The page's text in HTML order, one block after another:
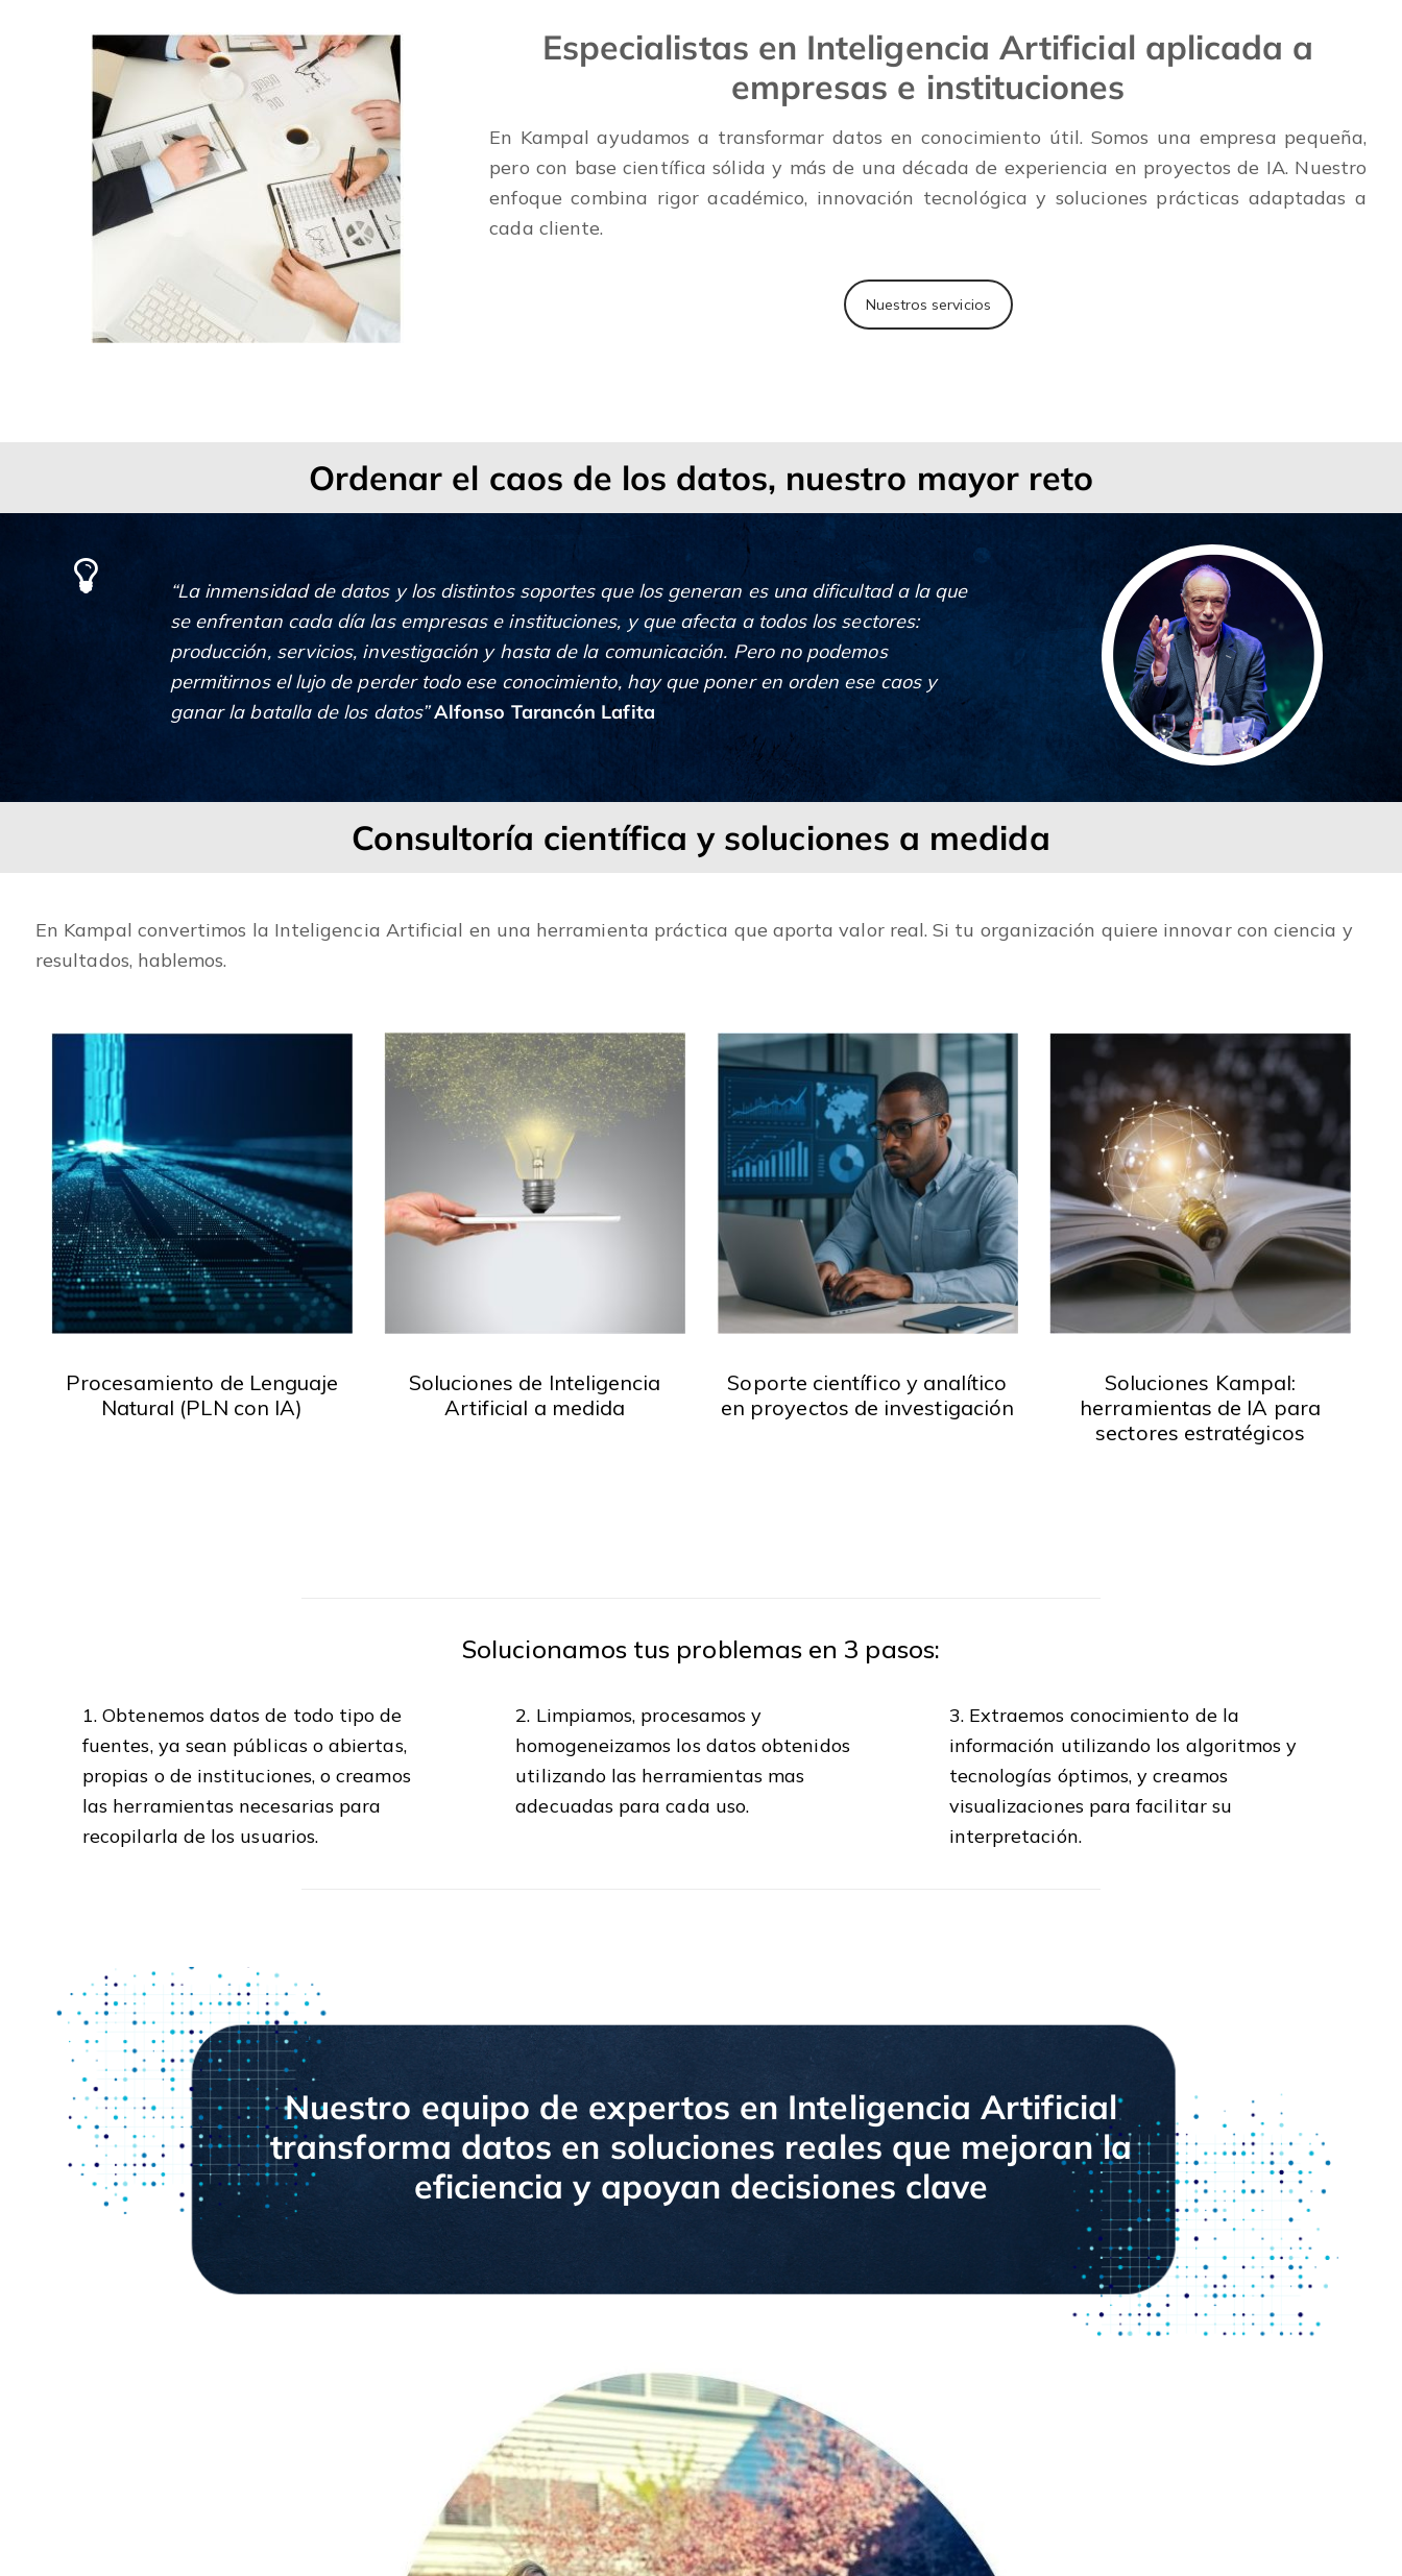
Especialistas en Inteligencia Artificial aplicada a
empresas e instituciones
En Kampal ayudamos a transformar datos en conocimiento útil. Somos una empresa pequeña,
pero con base científica sólida y más de una década de experiencia en proyectos de IA. Nuestro
enfoque combina rigor académico, innovación tecnológica y soluciones prácticas adaptadas a
cada cliente.
Nuestros servicios
Ordenar el caos de los datos, nuestro mayor reto
“La inmensidad de datos y los distintos soportes que los generan es una dificultad a la que
se enfrentan cada día las empresas e instituciones, y que afecta a todos los sectores:
producción, servicios, investigación y hasta de la comunicación. Pero no podemos
permitirnos el lujo de perder todo ese conocimiento, hay que poner en orden ese caos y
ganar la batalla de los datos”Alfonso Tarancón Lafita
Consultoría científica y soluciones a medida
En Kampal convertimos la Inteligencia Artificial en una herramienta práctica que aporta valor real. Si tu organización quiere innovar con ciencia y
resultados, hablemos.
Procesamiento de Lenguaje
Natural (PLN con IA)
Soluciones de Inteligencia
Artificial a medida
Soporte científico y analítico
en proyectos de investigación
Soluciones Kampal:
herramientas de IA para
sectores estratégicos
Solucionamos tus problemas en 3 pasos:
1. Obtenemos datos de todo tipo de
fuentes, ya sean públicas o abiertas,
propias o de instituciones, o creamos
las herramientas necesarias para
recopilarla de los usuarios.
2. Limpiamos, procesamos y
homogeneizamos los datos obtenidos
utilizando las herramientas mas
adecuadas para cada uso.
3. Extraemos conocimiento de la
información utilizando los algoritmos y
tecnologías óptimos, y creamos
visualizaciones para facilitar su
interpretación.
Nuestro equipo de expertos en Inteligencia Artificial
transforma datos en soluciones reales que mejoran la
eficiencia y apoyan decisiones clave